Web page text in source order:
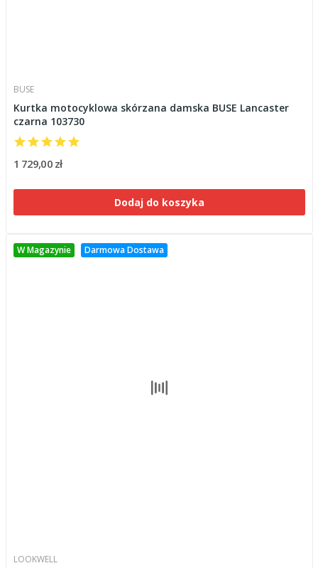
BUSE
Kurtka motocyklowa skórzana damska BUSE Lancaster
czarna 103730
1 729,00 zł
Dodaj do koszyka
W Magazynie Darmowa Dostawa
LOOKWELL